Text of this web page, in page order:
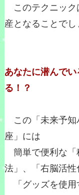
このテクニック
産となることでし
あなたに潜んで
る！？
この「未来予知
座」には
簡単で便利な「
法」、「右脳活性
「グッズを使用